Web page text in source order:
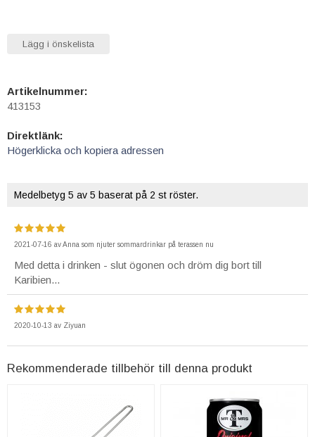
Lägg i önskelista
Artikelnummer:
413153
Direktlänk:
Högerklicka och kopiera adressen
Medelbetyg 5 av 5 baserat på 2 st röster.
2021-07-16 avAnna som njuter sommardrinkar på terassen nu
Med detta i drinken - slut ögonen och dröm dig bort till
Karibien...
2020-10-13 av Ziyuan
Rekommenderade tillbehör till denna produkt